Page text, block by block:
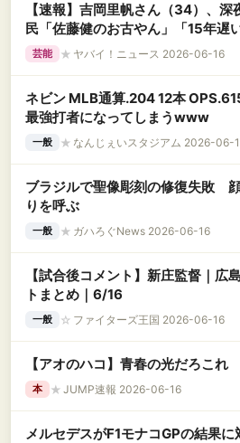
【速報】吉岡里帆さん（34）、
民「佐藤健のお古やん」「15年遅
芸能 ★ ヤバイ！ニュース 2026-06-16
ネビン MLB通算.204 12本
最強打者になってしまうwww
一般 ★ なんじぇいスタジアム 2026-06-
ブラジルで聖像彫刻の修復失敗
りを呼ぶ
一般 ★ ガハろぐNews 2026-06-16
【試合後コメント】新庄監督｜広
トまとめ｜6/16
一般 ☆ ファイターズ王国 2026-06-16
【アオのハコ】青春の光だろこれ
本 ★ JUMP速報 2026-06-16
メルセデスがF1モナコGPの結果